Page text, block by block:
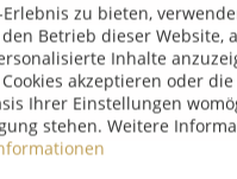
zu bieten,
Betrieb dieser Website,
Inhalte
akzeptieren oder
Ihrer Einstellungen
stehen. Weitere